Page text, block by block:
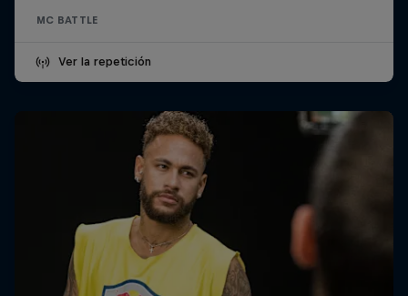
MC BATTLE
Ver la repetición